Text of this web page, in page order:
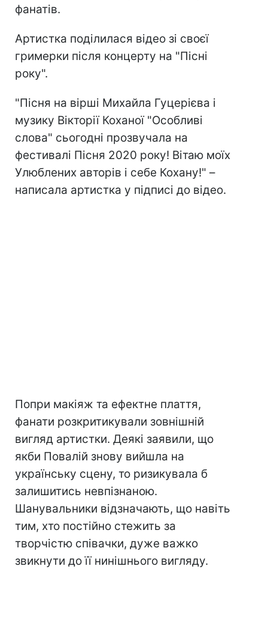
фанатів.
Артистка поділилася відео зі своєї
гримерки після концерту на "Пісні
року".
"Пісня на вірші Михайла Гуцерієва і
музику Вікторії Коханої "Особливі
слова" сьогодні прозвучала на
фестивалі Пісня 2020 року! Вітаю моїх
Улюблених авторів і себе Кохану!" –
написала артистка у підписі до відео.
Попри макіяж та ефектне плаття,
фанати розкритикували зовнішній
вигляд артистки. Деякі заявили, що
якби Повалій знову вийшла на
українську сцену, то ризикувала б
залишитись невпізнаною.
Шанувальники відзначають, що навіть
тим, хто постійно стежить за
творчістю співачки, дуже важко
звикнути до її нинішнього вигляду.